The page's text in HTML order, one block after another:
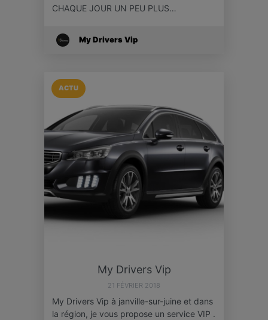
CHAQUE JOUR UN PEU PLUS…
My Drivers Vip
ACTU
My Drivers Vip
21 FÉVRIER 2018
My Drivers Vip à janville-sur-juine et dans
la région, je vous propose un service VIP .